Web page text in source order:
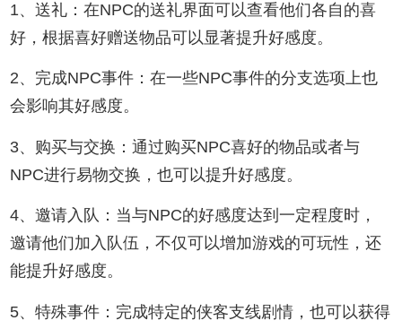
1、送礼：‌在NPC的送礼界面可以查看他们各自的喜
好，‌根据喜好赠送物品可以显著提升好感度。‌
2、完成NPC事件：‌在一些NPC事件的分支选项上也
会影响其好感度。‌
3、购买与交换：‌通过购买NPC喜好的物品或者与
NPC进行易物交换，‌也可以提升好感度。‌
4、邀请入队：‌当与NPC的好感度达到一定程度时，‌
邀请他们加入队伍，不仅可以增加游戏的可玩性，‌还
能提升好感度。‌
5、特殊事件：‌完成特定的侠客支线剧情，‌也可以获得